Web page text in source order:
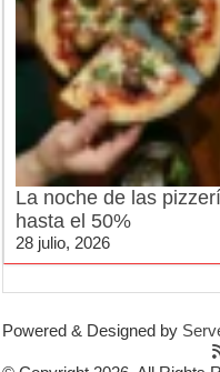
La noche de las
hasta el 50%
28 julio, 2026
Powered & Designed by